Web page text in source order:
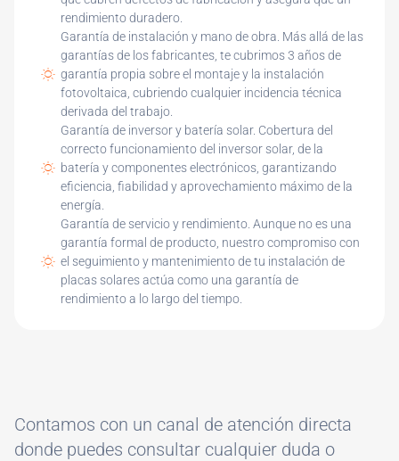
rendimiento duradero.
Garantía de instalación y mano de obra. Más allá de las
garantías de los fabricantes, te cubrimos 3 años de
garantía propia sobre el montaje y la instalación
fotovoltaica, cubriendo cualquier incidencia técnica
derivada del trabajo.
Garantía de inversor y batería solar. Cobertura del
correcto funcionamiento del inversor solar, de la
batería y componentes electrónicos, garantizando
eficiencia, fiabilidad y aprovechamiento máximo de la
energía.
Garantía de servicio y rendimiento. Aunque no es una
garantía formal de producto, nuestro compromiso con
el seguimiento y mantenimiento de tu instalación de
placas solares actúa como una garantía de
rendimiento a lo largo del tiempo.
Contamos con un canal de atención directa
donde puedes consultar cualquier duda o